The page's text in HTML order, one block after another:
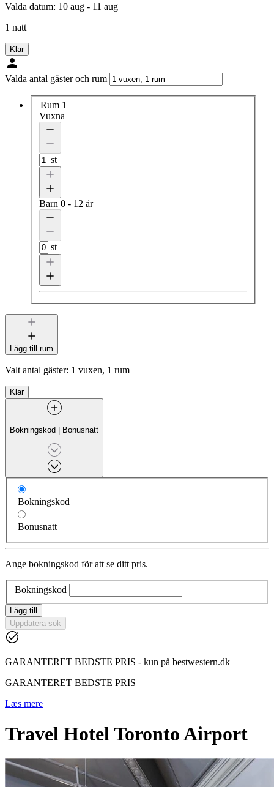
Valda datum: 10 aug - 11 aug
1 natt
Klar
Valda antal gäster och rum
Rum 1
Vuxna
st
Barn 0 - 12 år
st
Lägg till rum
Valt antal gäster: 1 vuxen, 1 rum
Klar
Bokningskod | Bonusnatt
Bokningskod
Bonusnatt
Ange bokningskod för att se ditt pris.
Bokningskod
Lägg till
Uppdatera sök
GARANTERET BEDSTE PRIS - kun på bestwestern.dk
GARANTERET BEDSTE PRIS
Læs mere
Travel Hotel Toronto Airport